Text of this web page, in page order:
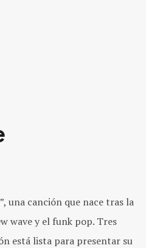
”, una canción que nace tras la
wave y el funk pop. Tres
está lista para presentar su